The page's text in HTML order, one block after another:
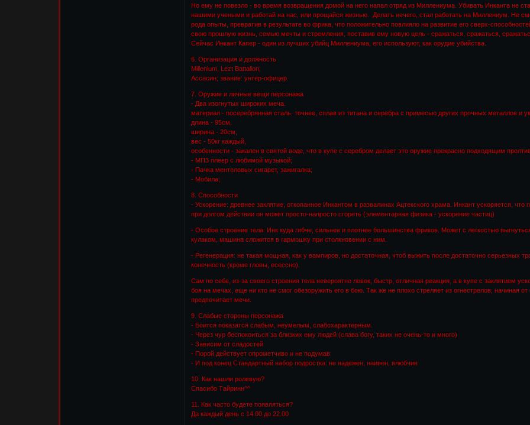
Но ему не повезло - во время возвращения домой на него напал отряд из Миллениума. Убивать Инканта не
нашими учеными и работай на нас, или прощайся жизнью. Делать нечего, стал работать на Миллениум. Не
рода опыты, превратив в результате во фрика, что положительно повлияло на развитие его сверх-
свою прошлую жизнь, семью мечты и стремления, поставив ему новую цель - сражаться, сражаться,
Сейчас Инкант Капер - один из лучших убийц Миллениума, его используют, как орудие убийства.
6. Организация и должность
Millenium, Lezt Battalion;
Ассасин; звание: унтер-офицер.
7. Оружие и личные вещи персонажа
- Два изогнутых широких меча.
материал - посеребрянная сталь, точнее, сплав из титана и серебра с примесью других прочных металлов и
длина - 95см,
ширина - 20см,
вес - 50кг каждый,
особенности - закален в святой воде, что в купе с серебром делает это оружие прекрасно подходящим
- МП3 плеер с любимой музыкой;
- Пачка ментоловых сигарет, зажигалка;
- Мобила;
8. Способности
- Ускорение: древнее заклятие, откопанное Инкантом в развалинах Ацтекского храма. Инкант ускоряется,
при долгом действии он может просто-напросто сгореть (элементарная физика - ускорение частиц)
- Особое строение тела: Инк куда гибче, сильнее и плотнее большинства фриков. Может с легкостью
кулаком, машина сложится в гармошку при столкновении с ним.
- Регенерация: не такая мощная, как у вампиров, но достаточная, чтоб выжить после достаточно серьезных
конечность (кроме гловы, есессно).
Сам по себе, из-за своего строения тела невероятно ловок, быстр, отличная реакция, а в купе с заклятием
боя на мечах, еще ни кто не смог обезоружить его в бою. Так же не плохо стреляет из огнестрелов, начиная
предпочитает мечи.
9. Слабые стороны персонажа
- Боится показатся слабым, неумелым, слабохарактерным.
- Через чур беспокоиться за близких ему людей (слава богу, таких не очень-то и много)
- Зависим от сладостей
- Порой действует опрометчиво и не подумав
- И под конец Стандартный набор подростка: не надежен, наивен, влюбчив
10. Как нашли ролевую?
Спасибо Тайринн^^
11. Как часто будете появляться?
Да каждый день с 14.00 до 22.00